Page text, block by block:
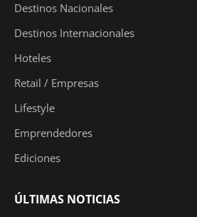
Destinos Nacionales
Destinos Internacionales
Hoteles
Retail / Empresas
Lifestyle
Emprendedores
Ediciones
ÚLTIMAS NOTICIAS